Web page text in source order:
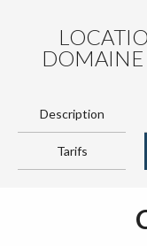
DOMAINE
Description
Tarifs